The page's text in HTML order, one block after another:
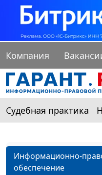
Компания
Судебная практика
Информационно-
обеспечение